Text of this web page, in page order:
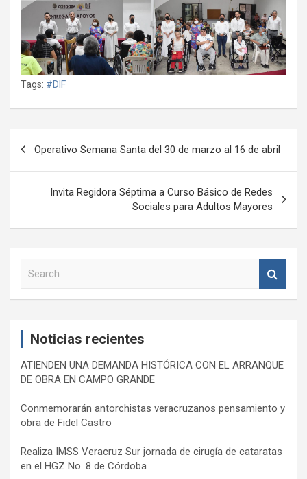
Tags: #DIF
Operativo Semana Santa del 30 de marzo al 16 de abril
Invita Regidora Séptima a Curso Básico de Redes
Sociales para Adultos Mayores
Noticias recientes
ATIENDEN UNA DEMANDA HISTÓRICA CON EL ARRANQUE
DE OBRA EN CAMPO GRANDE
Conmemorarán antorchistas veracruzanos pensamiento y
obra de Fidel Castro
Realiza IMSS Veracruz Sur jornada de cirugía de cataratas
en el HGZ No. 8 de Córdoba